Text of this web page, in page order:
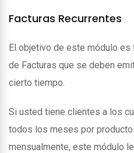
Facturas Recurrentes
El objetivo de este módulo
de Facturas que se deben
cierto tiempo.
Si usted tiene clientes a los
todos los meses por
mensualmente, este módulo